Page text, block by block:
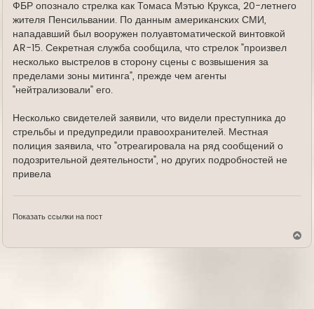
ФБР опознало стрелка как Томаса Мэтью Крукса, 20-летнего
жителя Пенсильвании. По данным американских СМИ,
нападавший был вооружен полуавтоматической винтовкой
AR-15. Секретная служба сообщила, что стрелок "произвел
несколько выстрелов в сторону сцены с возвышения за
пределами зоны митинга", прежде чем агенты
"нейтрализовали" его.
Несколько свидетелей заявили, что видели преступника до
стрельбы и предупредили правоохранителей. Местная
полиция заявила, что "отреагировала на ряд сообщений о
подозрительной деятельности", но других подробностей не
привела
Показать ссылки на пост